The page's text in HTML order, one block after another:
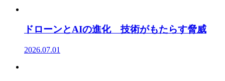
ドローンとAIの進化 技術がもたらす脅威
2026.07.01